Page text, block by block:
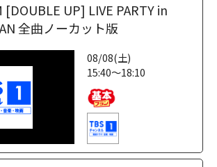
[DOUBLE UP] LIVE PARTY in
全曲ノーカット版
08/08(土)
15:40～18:10